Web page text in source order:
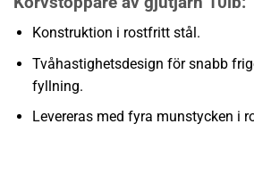
Konstruktion i rostfritt stål.
Tvåhastighetsdesign för snabb
fyllning.
Levereras med fyra munstycken i